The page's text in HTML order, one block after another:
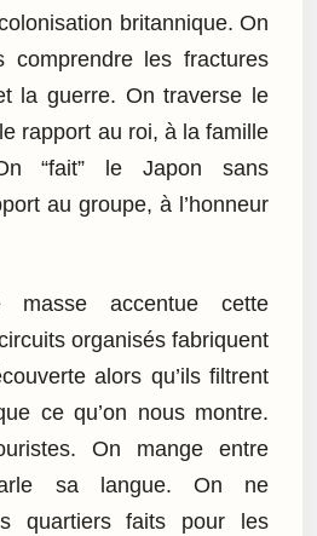
britannique. On
les fractures
la guerre. On traverse le
rapport au roi, à la famille
“fait” le Japon sans
au groupe, à l’honneur
masse accentue cette
organisés fabriquent
alors qu’ils filtrent
ce qu’on nous montre.
On mange entre
sa langue. On ne
quartiers faits pour les